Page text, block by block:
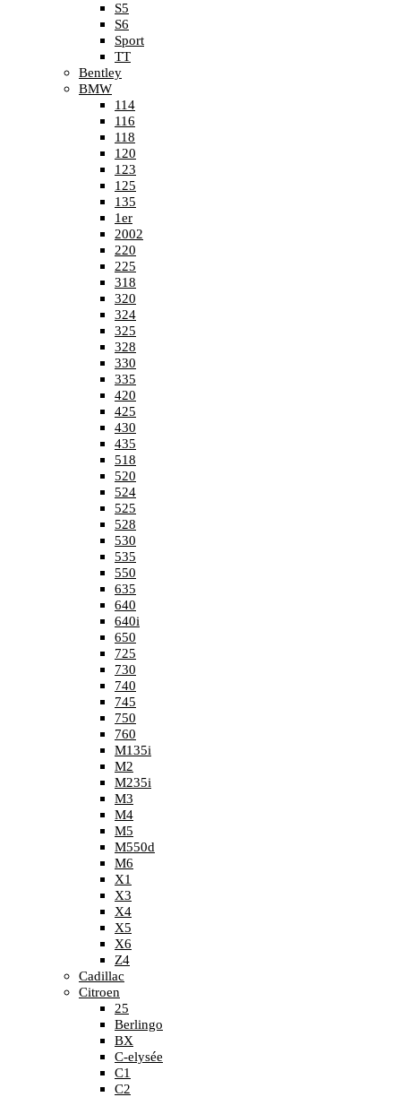
S5
S6
Sport
TT
Bentley
BMW
114
116
118
120
123
125
135
1er
2002
220
225
318
320
324
325
328
330
335
420
425
430
435
518
520
524
525
528
530
535
550
635
640
640i
650
725
730
740
745
750
760
M135i
M2
M235i
M3
M4
M5
M550d
M6
X1
X3
X4
X5
X6
Z4
Cadillac
Citroen
25
Berlingo
BX
C-elysée
C1
C2